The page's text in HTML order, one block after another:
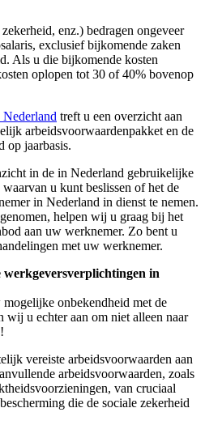
enz.) bedragen ongeveer
exclusief bijkomende zaken
Als u die bijkomende kosten
oplopen tot 30 of 40% bovenop
Nederland treft u een overzicht aan
arbeidsvoorwaardenpakket en de
op jaarbasis.
in de in Nederland gebruikelijke
u kunt beslissen of het de
in Nederland in dienst te nemen.
helpen wij u graag bij het
aan uw werknemer. Zo bent u
met uw werknemer.
in
onbekendheid met de
wij u echter aan om niet alleen naar
vereiste arbeidsvoorwaarden aan
arbeidsvoorwaarden, zoals
van cruciaal
die de sociale zekerheid